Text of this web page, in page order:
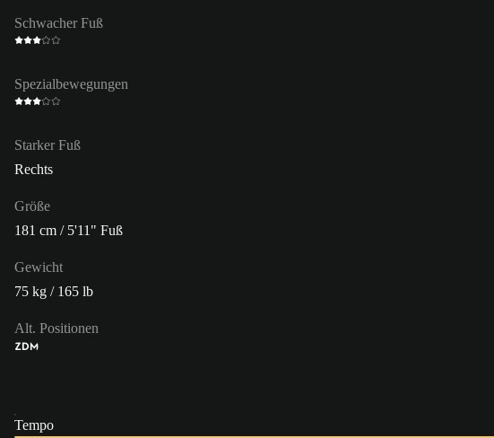
Schwacher Fuß
Spezialbewegungen
Starker Fuß
Rechts
Größe
181 cm / 5'11" Fuß
Gewicht
75 kg / 165 lb
Alt. Positionen
ZDM
Tempo